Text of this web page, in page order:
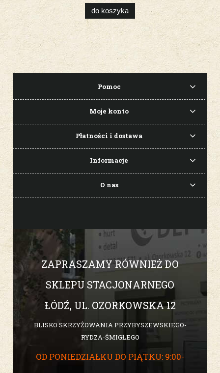
do koszyka
Pomoc
Moje konto
Płatności i dostawa
Informacje
O nas
ZAPRASZAMY RÓWNIEŻ DO
SKLEPU STACJONARNEGO
ŁÓDŹ, UL. OZORKOWSKA 12
BLISKO SKRZYŻOWANIA PRZYBYSZEWSKIEGO-
RYDZA-ŚMIGŁEGO
OD PONIEDZIAŁKU DO PIĄTKU: 9:00-